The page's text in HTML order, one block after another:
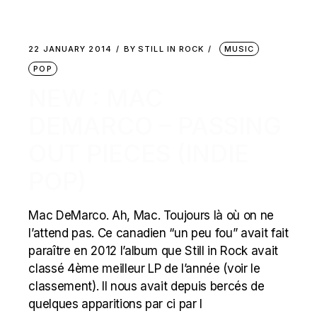
22 JANUARY 2014 BY STILL IN ROCK
MUSIC
POP
Mac DeMarco. Ah, Mac. Toujours là où on ne
l’attend pas. Ce canadien “un peu fou” avait fait
paraître en 2012 l’album que Still in Rock avait
classé 4ème meilleur LP de l’année (voir le
classement). Il nous avait depuis bercés de
quelques apparitions par ci par l